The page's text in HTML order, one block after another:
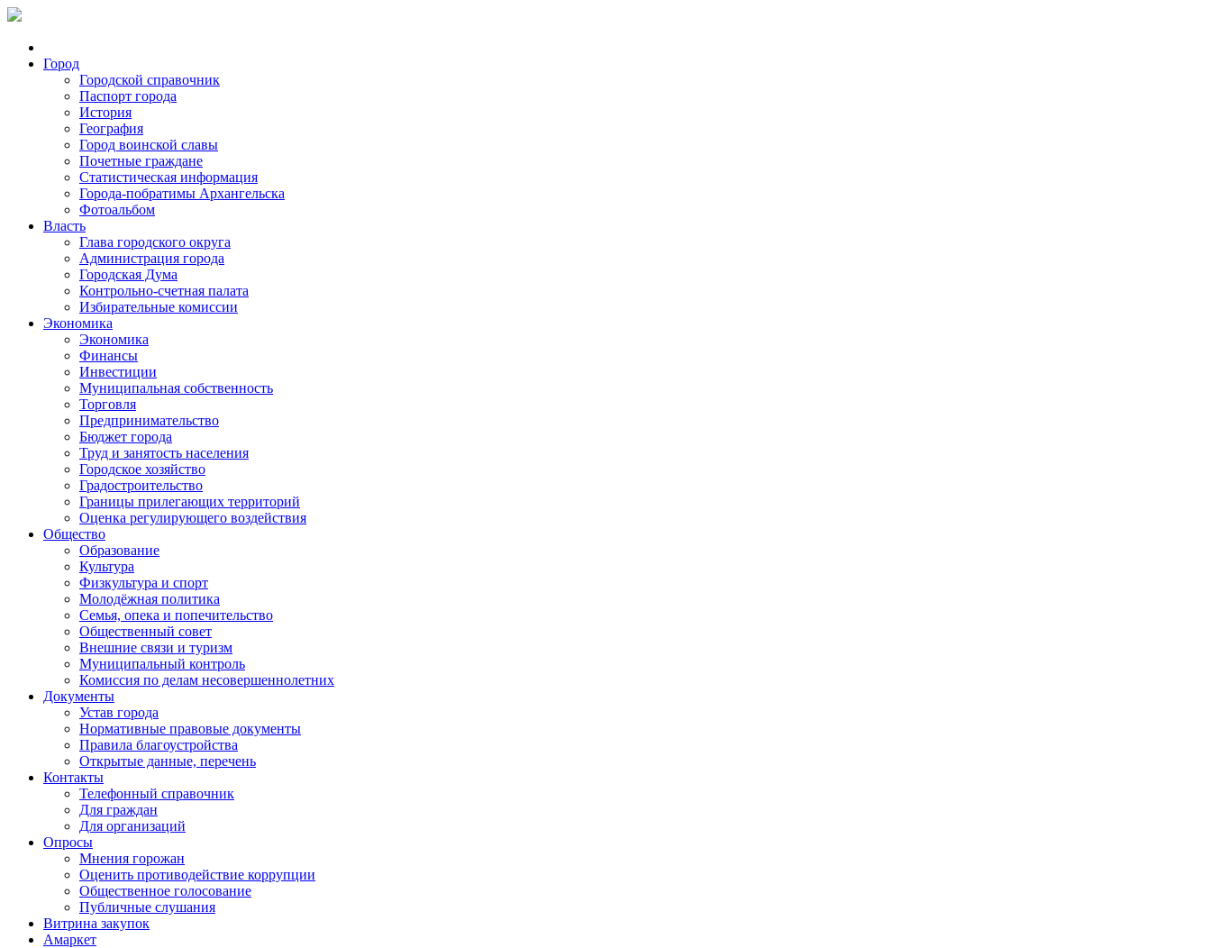
Город
Городской справочник
Паспорт города
История
География
Город воинской славы
Почетные граждане
Статистическая информация
Города-побратимы Архангельска
Фотоальбом
Власть
Глава городского округа
Администрация города
Городская Дума
Контрольно-счетная палата
Избирательные комиссии
Экономика
Экономика
Финансы
Инвестиции
Муниципальная собственность
Торговля
Предпринимательство
Бюджет города
Труд и занятость населения
Городское хозяйство
Градостроительство
Границы прилегающих территорий
Оценка регулирующего воздействия
Общество
Образование
Культура
Физкультура и спорт
Молодёжная политика
Семья, опека и попечительство
Общественный совет
Внешние связи и туризм
Муниципальный контроль
Комиссия по делам несовершеннолетних
Документы
Устав города
Нормативные правовые документы
Правила благоустройства
Открытые данные, перечень
Контакты
Телефонный справочник
Для граждан
Для организаций
Опросы
Мнения горожан
Оценить противодействие коррупции
Общественное голосование
Публичные слушания
Витрина закупок
Амаркет